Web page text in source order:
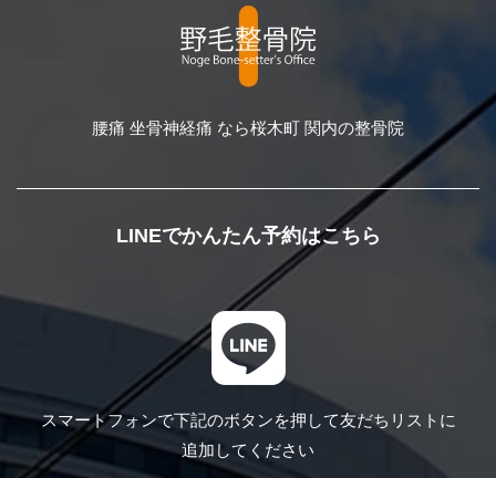
腰痛 坐骨神経痛 なら桜木町 関内の整骨院
LINEでかんたん予約はこちら
スマートフォンで下記のボタンを押して友だちリストに
追加してください